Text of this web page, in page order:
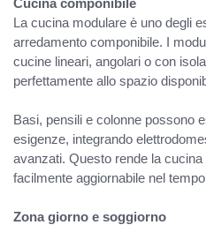
La cucina modulare è uno degli
arredamento componibile. I
cucine lineari, angolari o con
perfettamente allo spazio
Basi, pensili e colonne possono
esigenze, integrando
avanzati. Questo rende la
facilmente aggiornabile nel
Zona giorno e soggiorno